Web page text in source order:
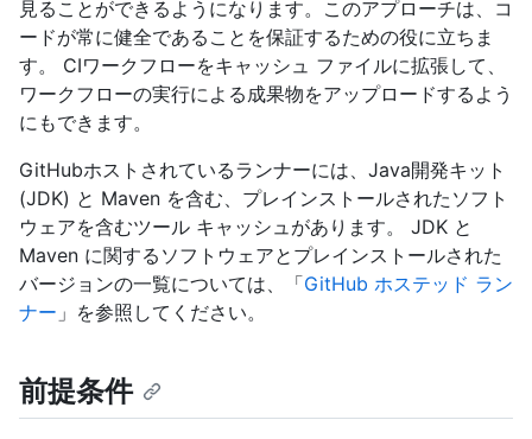
見ることができるようになります。このアプローチは、コ
ードが常に健全であることを保証するための役に立ちま
す。 CIワークフローをキャッシュ ファイルに拡張して、
ワークフローの実行による成果物をアップロードするよう
にもできます。
GitHubホストされているランナーには、Java開発キット
(JDK) と Maven を含む、プレインストールされたソフト
ウェアを含むツール キャッシュがあります。 JDK と
Maven に関するソフトウェアとプレインストールされた
バージョンの一覧については、「GitHub ホステッド ラン
ナー 」を参照してください。
前提条件